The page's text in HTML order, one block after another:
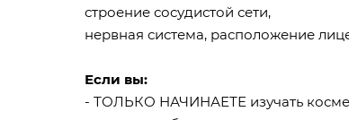
строение сосудистой сети,
нервная система, расположение
Если вы:
- ТОЛЬКО НАЧИНАЕТЕ изучать